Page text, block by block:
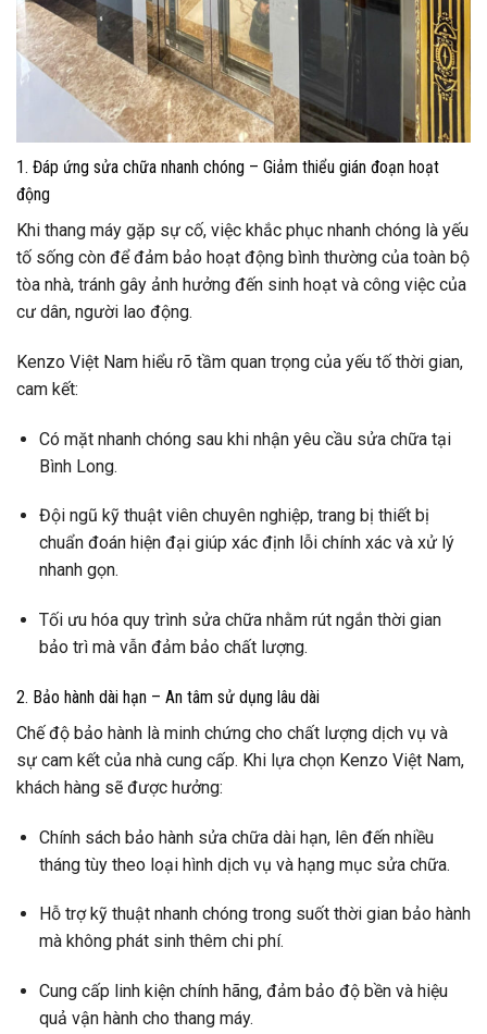
1. Đáp ứng sửa chữa nhanh chóng – Giảm thiểu gián đoạn hoạt
động
Khi thang máy gặp sự cố, việc khắc phục nhanh chóng là yếu
tố sống còn để đảm bảo hoạt động bình thường của toàn bộ
tòa nhà, tránh gây ảnh hưởng đến sinh hoạt và công việc của
cư dân, người lao động.
Kenzo Việt Nam hiểu rõ tầm quan trọng của yếu tố thời gian,
cam kết:
Có mặt nhanh chóng sau khi nhận yêu cầu sửa chữa tại
Bình Long.
Đội ngũ kỹ thuật viên chuyên nghiệp, trang bị thiết bị
chuẩn đoán hiện đại giúp xác định lỗi chính xác và xử lý
nhanh gọn.
Tối ưu hóa quy trình sửa chữa nhằm rút ngắn thời gian
bảo trì mà vẫn đảm bảo chất lượng.
2. Bảo hành dài hạn – An tâm sử dụng lâu dài
Chế độ bảo hành là minh chứng cho chất lượng dịch vụ và
sự cam kết của nhà cung cấp. Khi lựa chọn Kenzo Việt Nam,
khách hàng sẽ được hưởng:
Chính sách bảo hành sửa chữa dài hạn, lên đến nhiều
tháng tùy theo loại hình dịch vụ và hạng mục sửa chữa.
Hỗ trợ kỹ thuật nhanh chóng trong suốt thời gian bảo hành
mà không phát sinh thêm chi phí.
Cung cấp linh kiện chính hãng, đảm bảo độ bền và hiệu
quả vận hành cho thang máy.